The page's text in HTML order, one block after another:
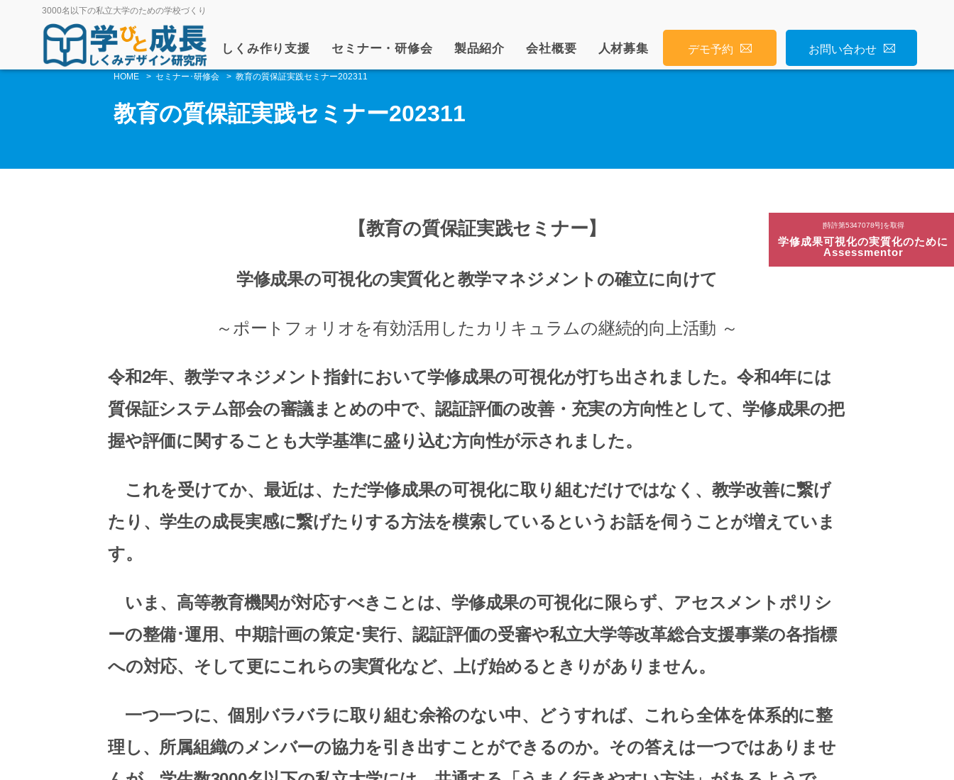
3000名以下の私立大学のための学校づくり
しくみ作り支援 セミナー・研修会 製品紹介 会社概要 人材募集 デモ予約 お問い合わせ
[特許第5347078号]を取得
学修成果可視化の実質化のために
Assessmentor
HOME セミナー･研修会 教育の質保証実践セミナー202311
教育の質保証実践セミナー202311
【教育の質保証実践セミナー】
学修成果の可視化の実質化と教学マネジメントの確立に向けて
～ポートフォリオを有効活用したカリキュラムの継続的向上活動 ～
令和2年、教学マネジメント指針において学修成果の可視化が打ち出されました。令和4年には
質保証システム部会の審議まとめの中で、認証評価の改善・充実の方向性として、学修成果の把
握や評価に関することも大学基準に盛り込む方向性が示されました。
これを受けてか、最近は、ただ学修成果の可視化に取り組むだけではなく、 教学改善に繋げ
たり、学生の成長実感に繋げたりする方法を模索しているというお話を伺うことが増えていま
す。
いま、高等教育機関が対応すべきことは、学修成果の可視化に限らず、アセスメントポリシ
ーの整備･運用、中期計画の策定･実行、認証評価の受審や私立大学等改革総合支援事業の各指標
への対応、そして更にこれらの実質化など、上げ始めるときりがありません。
一つ一つに、個別バラバラに取り組む余裕のない中、どうすれば、これら全体を体系的に整
理し、所属組織のメンバーの協力を引き出すことができるのか。その答えは一つではありませ